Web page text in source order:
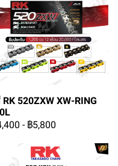
520ZXW XW-RING
- ฿5,800